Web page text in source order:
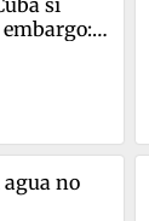
embargo:
agua no